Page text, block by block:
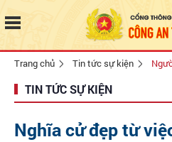
Trang chủ Tin tức sự kiện
TIN TỨC SỰ KIỆN
Nghĩa cử đẹp từ